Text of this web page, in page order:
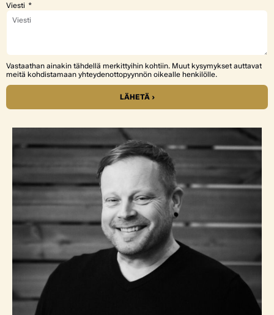
Viesti
Vastaathan ainakin tähdellä merkittyihin kohtiin. Muut kysymykset auttavat
meitä kohdistamaan yhteydenottopyynnön oikealle henkilölle.
LÄHETÄ ›